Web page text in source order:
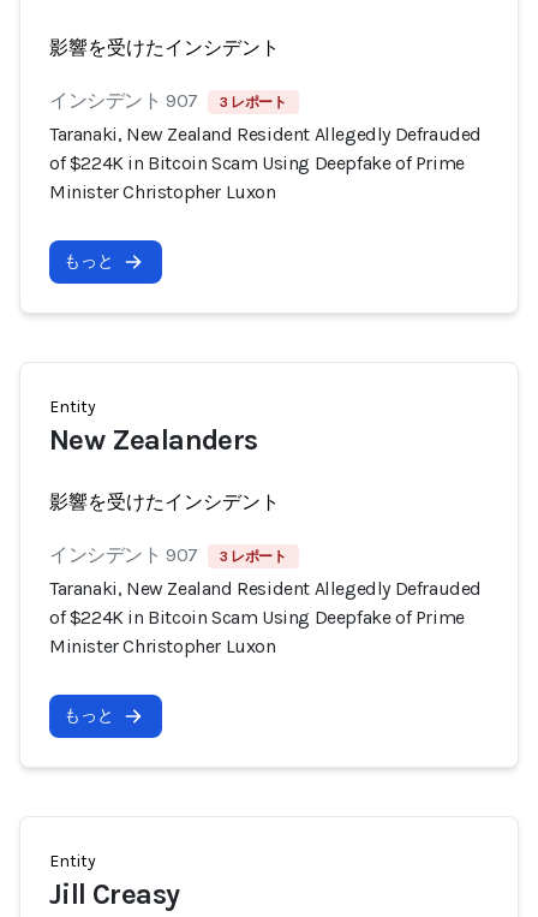
影響を受けたインシデント
インシデント 907 3 レポート
Taranaki, New Zealand Resident Allegedly Defrauded
of $224K in Bitcoin Scam Using Deepfake of Prime
Minister Christopher Luxon
もっと
Entity
New Zealanders
影響を受けたインシデント
インシデント 907 3 レポート
Taranaki, New Zealand Resident Allegedly Defrauded
of $224K in Bitcoin Scam Using Deepfake of Prime
Minister Christopher Luxon
もっと
Entity
Jill Creasy